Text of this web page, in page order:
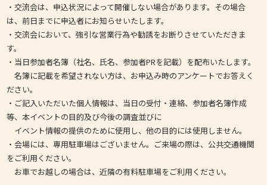
・交流会は、申込状況によって開催しない場合があります。その場合
は、前日までに申込者にお知らせいたします。
・交流会において、強引な営業行為や勧誘をお断りさせていただきま
す。
・当日参加者名簿（社名、氏名、参加者PRを記載）を配布いたします。
名簿に記載を希望されない方は、お申込み時のアンケートでお答えく
ださい。
・ご記入いただいた個人情報は、当日の受付・連絡、参加者名簿作成
等、本イベントの目的及び今後の調査並びに
イベント情報の提供のために使用し、他の目的には使用しません。
・会場には、専用駐車場はございません。ご来場の際は、公共交通機関
をご利用ください。
お車でお越しの場合は、近隣の有料駐車場をご利用ください。